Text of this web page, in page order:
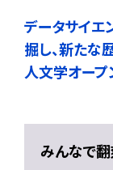
データサイエ
掘し、新たな
人文学オープ
みんなで